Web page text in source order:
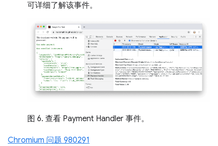
可详细了解该事件。
图 6. 查看 Payment Handler 事件。
Chromium 问题 980291